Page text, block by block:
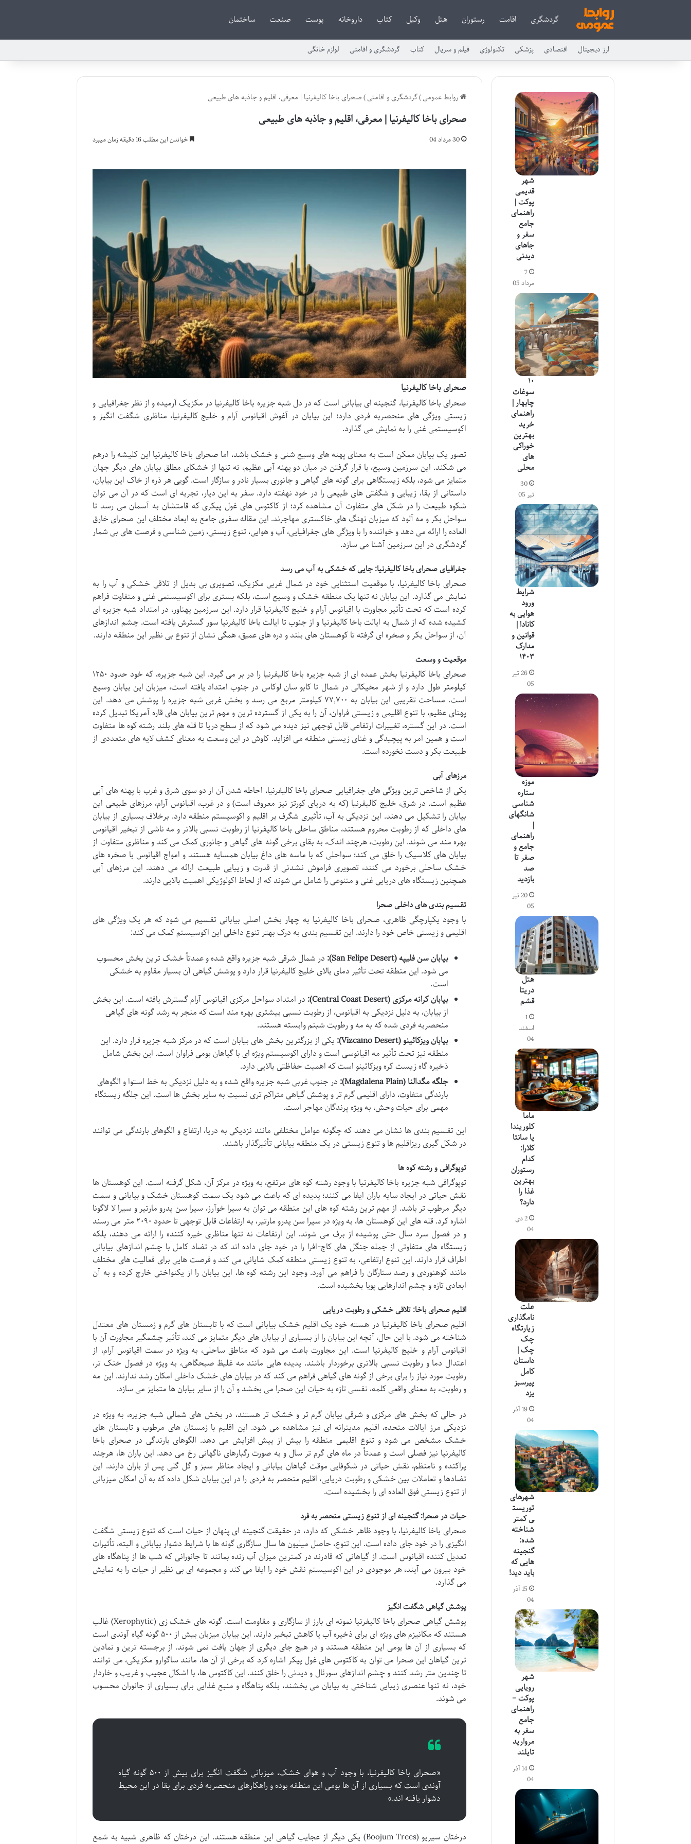
گردشگری اقامت رستوران هتل وکیل کتاب داروخانه پوست صنعت ساختمان
ارز دیجیتال اقتصادی پزشکی تکنولوژی فیلم و سریال کتاب گردشگری و اقامتی لوازم خانگی
روابط عمومی)گردشگری و اقامتی)صحرای باخا کالیفرنیا | معرفی، اقلیم و جاذبه های طبیعی
صحرای باخا کالیفرنیا | معرفی، اقلیم و جاذبه های طبیعی
30 مرداد 04 خواندن این مطلب 16 دقیقه زمان میبرد
صحرای باخا کالیفرنیا
صحرای باخا کالیفرنیا، گنجینه ای بیابانی است که در دل شبه جزیره باخا کالیفرنیا در مکزیک آرمیده و از نظر جغرافیایی و
زیستی ویژگی های منحصربه فردی دارد؛ این بیابان در آغوش اقیانوس آرام و خلیج کالیفرنیا، مناظری شگفت انگیز و
اکوسیستمی غنی را به نمایش می گذارد.
تصور یک بیابان ممکن است به معنای پهنه های وسیع شنی و خشک باشد، اما صحرای باخا کالیفرنیا این کلیشه را درهم
می شکند. این سرزمین وسیع، با قرار گرفتن در میان دو پهنه آبی عظیم، نه تنها از خشکای مطلق بیابان های دیگر جهان
متمایز می شود، بلکه زیستگاهی برای گونه های گیاهی و جانوری بسیار نادر و سازگار است. گویی هر ذره از خاک این بیابان،
داستانی از بقا، زیبایی و شگفتی های طبیعی را در خود نهفته دارد. سفر به این دیار، تجربه ای است که در آن می توان
شکوه طبیعت را در شکل های متفاوت آن مشاهده کرد؛ از کاکتوس های غول پیکری که قامتشان به آسمان می رسد تا
سواحل بکر و مه آلود که میزبان نهنگ های خاکستری مهاجرند. این مقاله سفری جامع به ابعاد مختلف این صحرای خارق
العاده را ارائه می دهد و خواننده را با ویژگی های جغرافیایی، آب و هوایی، تنوع زیستی، زمین شناسی و فرصت های بی شمار
گردشگری در این سرزمین آشنا می سازد.
جغرافیای صحرای باخا کالیفرنیا: جایی که خشکی به آب می رسد
صحرای باخا کالیفرنیا، با موقعیت استثنایی خود در شمال غربی مکزیک، تصویری بی بدیل از تلاقی خشکی و آب را به
نمایش می گذارد. این بیابان نه تنها یک منطقه خشک و وسیع است، بلکه بستری برای اکوسیستمی غنی و متفاوت فراهم
کرده است که تحت تأثیر مجاورت با اقیانوس آرام و خلیج کالیفرنیا قرار دارد. این سرزمین پهناور، در امتداد شبه جزیره ای
کشیده شده که از شمال به ایالت باخا کالیفرنیا و از جنوب تا ایالت باخا کالیفرنیا سور گسترش یافته است. چشم اندازهای
آن، از سواحل بکر و صخره ای گرفته تا کوهستان های بلند و دره های عمیق، همگی نشان از تنوع بی نظیر این منطقه دارند.
موقعیت و وسعت
صحرای باخا کالیفرنیا بخش عمده ای از شبه جزیره باخا کالیفرنیا را در بر می گیرد. این شبه جزیره، که خود حدود ۱۲۵۰
کیلومتر طول دارد و از شهر مخیکالی در شمال تا کابو سان لوکاس در جنوب امتداد یافته است، میزبان این بیابان وسیع
است. مساحت تقریبی این بیابان به ۷۷,۷۰۰ کیلومتر مربع می رسد و بخش غربی شبه جزیره را پوشش می دهد. این
پهنای عظیم، با تنوع اقلیمی و زیستی فراوان، آن را به یکی از گسترده ترین و مهم ترین بیابان های قاره آمریکا تبدیل کرده
است. در این گستره، تغییرات ارتفاعی قابل توجهی نیز دیده می شود که از سطح دریا تا قله های بلند رشته کوه ها متفاوت
است و همین امر به پیچیدگی و غنای زیستی منطقه می افزاید. کاوش در این وسعت به معنای کشف لایه های متعددی از
طبیعت بکر و دست نخورده است.
مرزهای آبی
یکی از شاخص ترین ویژگی های جغرافیایی صحرای باخا کالیفرنیا، احاطه شدن آن از دو سوی شرق و غرب با پهنه های آبی
عظیم است. در شرق، خلیج کالیفرنیا (که به دریای کورتز نیز معروف است) و در غرب، اقیانوس آرام، مرزهای طبیعی این
بیابان را تشکیل می دهند. این نزدیکی به آب، تأثیری شگرف بر اقلیم و اکوسیستم منطقه دارد. برخلاف بسیاری از بیابان
های داخلی که از رطوبت محروم هستند، مناطق ساحلی باخا کالیفرنیا از رطوبت نسبی بالاتر و مه ناشی از تبخیر اقیانوس
بهره مند می شوند. این رطوبت، هرچند اندک، به بقای برخی گونه های گیاهی و جانوری کمک می کند و مناظری متفاوت از
بیابان های کلاسیک را خلق می کند؛ سواحلی که با ماسه های داغ بیابان همسایه هستند و امواج اقیانوس با صخره های
خشک ساحلی برخورد می کنند، تصویری فراموش نشدنی از قدرت و زیبایی طبیعت ارائه می دهند. این مرزهای آبی
همچنین زیستگاه های دریایی غنی و متنوعی را شامل می شوند که از لحاظ اکولوژیکی اهمیت بالایی دارند.
تقسیم بندی های داخلی صحرا
با وجود یکپارچگی ظاهری، صحرای باخا کالیفرنیا به چهار بخش اصلی بیابانی تقسیم می شود که هر یک ویژگی های
اقلیمی و زیستی خاص خود را دارند. این تقسیم بندی به درک بهتر تنوع داخلی این اکوسیستم کمک می کند:
بیابان سن فلیپه (San Felipe Desert):
در شمال شرقی شبه جزیره واقع شده و عمدتاً خشک ترین بخش محسوب
می شود. این منطقه تحت تأثیر دمای بالای خلیج کالیفرنیا قرار دارد و پوشش گیاهی آن بسیار مقاوم به خشکی
است.
بیابان کرانه مرکزی (Central Coast Desert):
در امتداد سواحل مرکزی اقیانوس آرام گسترش یافته است. این بخش
از بیابان، به دلیل نزدیکی به اقیانوس، از رطوبت نسبی بیشتری بهره مند است که منجر به رشد گونه های گیاهی
منحصربه فردی شده که به مه و رطوبت شبنم وابسته هستند.
بیابان ویزکائینو (Vizcaíno Desert):
یکی از بزرگترین بخش های بیابان است که در مرکز شبه جزیره قرار دارد. این
منطقه نیز تحت تأثیر مه اقیانوسی است و دارای اکوسیستم ویژه ای با گیاهان بومی فراوان است. این بخش شامل
ذخیره گاه زیست کره ویزکائینو است که اهمیت حفاظتی بالایی دارد.
جلگه مگدالنا (Magdalena Plain):
در جنوب غربی شبه جزیره واقع شده و به دلیل نزدیکی به خط استوا و الگوهای
بارندگی متفاوت، دارای اقلیمی گرم تر و پوشش گیاهی متراکم تری نسبت به سایر بخش ها است. این جلگه زیستگاه
مهمی برای حیات وحش، به ویژه پرندگان مهاجر است.
این تقسیم بندی ها نشان می دهند که چگونه عوامل مختلفی مانند نزدیکی به دریا، ارتفاع و الگوهای بارندگی می توانند
در شکل گیری ریزاقلیم ها و تنوع زیستی در یک منطقه بیابانی تأثیرگذار باشند.
توپوگرافی و رشته کوه ها
توپوگرافی شبه جزیره باخا کالیفرنیا با وجود رشته کوه های مرتفع، به ویژه در مرکز آن، شکل گرفته است. این کوهستان ها
نقش حیاتی در ایجاد سایه باران ایفا می کنند؛ پدیده ای که باعث می شود یک سمت کوهستان خشک و بیابانی و سمت
دیگر مرطوب تر باشد. از مهم ترین رشته کوه های این منطقه می توان به سیرا خوآرز، سیرا سن پدرو مارتیر و سیرا لا لاگونا
اشاره کرد. قله های این کوهستان ها، به ویژه در سیرا سن پدرو مارتیر، به ارتفاعات قابل توجهی تا حدود ۲۰۹۰ متر می رسند
و در فصول سرد سال حتی پوشیده از برف می شوند. این ارتفاعات نه تنها مناظری خیره کننده را ارائه می دهند، بلکه
زیستگاه های متفاوتی از جمله جنگل های کاج-افرا را در خود جای داده اند که در تضاد کامل با چشم اندازهای بیابانی
اطراف قرار دارند. این تنوع ارتفاعی، به تنوع زیستی منطقه کمک شایانی می کند و فرصت هایی برای فعالیت های مختلف
مانند کوهنوردی و رصد ستارگان را فراهم می آورد. وجود این رشته کوه ها، این بیابان را از یکنواختی خارج کرده و به آن
ابعادی تازه و چشم اندازهایی پویا بخشیده است.
اقلیم صحرای باخا: تلاقی خشکی و رطوبت دریایی
اقلیم صحرای باخا کالیفرنیا در هسته خود یک اقلیم خشک بیابانی است که با تابستان های گرم و زمستان های معتدل
شناخته می شود. با این حال، آنچه این بیابان را از بسیاری از بیابان های دیگر متمایز می کند، تأثیر چشمگیر مجاورت آن با
اقیانوس آرام و خلیج کالیفرنیا است. این مجاورت باعث می شود که مناطق ساحلی، به ویژه در سمت اقیانوس آرام، از
اعتدال دما و رطوبت نسبی بالاتری برخوردار باشند. پدیده هایی مانند مه غلیظ صبحگاهی، به ویژه در فصول خنک تر،
رطوبت مورد نیاز را برای برخی از گونه های گیاهی فراهم می کند که در بیابان های خشک داخلی امکان رشد ندارند. این مه
و رطوبت، به معنای واقعی کلمه، نفسی تازه به حیات این صحرا می بخشد و آن را از سایر بیابان ها متمایز می سازد.
در حالی که بخش های مرکزی و شرقی بیابان گرم تر و خشک تر هستند، در بخش های شمالی شبه جزیره، به ویژه در
نزدیکی مرز ایالات متحده، اقلیم مدیترانه ای نیز مشاهده می شود. این اقلیم با زمستان های مرطوب و تابستان های
خشک مشخص می شود و تنوع اقلیمی منطقه را بیش از پیش افزایش می دهد. الگوهای بارندگی در صحرای باخا
کالیفرنیا نیز فصلی است و عمدتاً در ماه های گرم تر سال و به صورت رگبارهای ناگهانی رخ می دهد. این باران ها، هرچند
پراکنده و نامنظم، نقش حیاتی در شکوفایی موقت گیاهان بیابانی و ایجاد مناظر سبز و گل گلی پس از باران دارند. این
تضادها و تعاملات بین خشکی و رطوبت دریایی، اقلیم منحصر به فردی را در این بیابان شکل داده که به آن امکان میزبانی
از تنوع زیستی فوق العاده ای را بخشیده است.
حیات در صحرا: گنجینه ای از تنوع زیستی منحصر به فرد
صحرای باخا کالیفرنیا، با وجود ظاهر خشکی که دارد، در حقیقت گنجینه ای پنهان از حیات است که تنوع زیستی شگفت
انگیزی را در خود جای داده است. این تنوع، حاصل میلیون ها سال سازگاری گونه ها با شرایط دشوار بیابانی و البته، تأثیرات
تعدیل کننده اقیانوس است. از گیاهانی که قادرند در کمترین میزان آب زنده بمانند تا جانورانی که شب ها از پناهگاه های
خود بیرون می آیند، هر موجودی در این اکوسیستم نقش خود را ایفا می کند و مجموعه ای بی نظیر از حیات را به نمایش
می گذارد.
پوشش گیاهی شگفت انگیز
پوشش گیاهی صحرای باخا کالیفرنیا نمونه ای بارز از سازگاری و مقاومت است. گونه های خشک زی (Xerophytic) غالب
هستند که مکانیزم های ویژه ای برای ذخیره آب یا کاهش تبخیر دارند. این بیابان میزبان بیش از ۵۰۰ گونه گیاه آوندی است
که بسیاری از آن ها بومی این منطقه هستند و در هیچ جای دیگری از جهان یافت نمی شوند. از برجسته ترین و نمادین
ترین گیاهان این صحرا می توان به کاکتوس های غول پیکر اشاره کرد که برخی از آن ها، مانند ساگوارو مکزیکی، می توانند
تا چندین متر رشد کنند و چشم اندازهای سورئال و دیدنی را خلق کنند. این کاکتوس ها، با اشکال عجیب و غریب و خاردار
خود، نه تنها عنصری زیبایی شناختی به بیابان می بخشند، بلکه پناهگاه و منبع غذایی برای بسیاری از جانوران محسوب
می شوند.
«صحرای باخا کالیفرنیا، با وجود آب و هوای خشک، میزبانی شگفت انگیز برای بیش از ۵۰۰ گونه گیاه
آوندی است که بسیاری از آن ها بومی این منطقه بوده و راهکارهای منحصربه فردی برای بقا در این محیط
دشوار یافته اند.»
درختان سیریو (Boojum Trees) یکی دیگر از عجایب گیاهی این منطقه هستند. این درختان که ظاهری شبیه به شمع
شهر
قدیمی
پوکت |
راهنمای
جامع
سفر و
جاهای
دیدنی
7
مرداد 05
۱۰
سوغات
چابهار |
راهنمای
خرید
بهترین
خوراکی
های
محلی
30
تیر 05
شرایط
ورود
هوایی به
کانادا |
قوانین و
مدارک
۱۴۰۳
26 تیر
05
موزه
ستاره
شناسی
شانگهای
|
راهنمای
جامع و
صفر تا
صد
بازدید
20 تیر
05
هتل
دریتا
قشم
1
اسفند
04
ماما
کلوریندا
یا سانتا
کلارا:
کدام
رستوران
بهترین
غذا را
دارد؟
2 دی
04
علت
نامگذاری
زیارتگاه
چک
چک |
داستان
کامل
پیرسبز
یزد
19 آذر
04
شهرهای
توریست
ی کمتر
شناخته
شده:
گنجینه
هایی که
باید دید!
15 آذر
04
شهر
رویایی
پوکت –
راهنمای
جامع
سفر به
مروارید
تایلند
14 آذر
04